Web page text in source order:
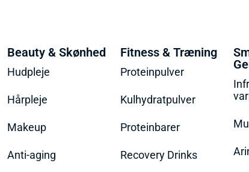
Beauty & Skønhed
Hudpleje
Hårpleje
Makeup
Anti-aging
Fitness & Træning
Proteinpulver
Kulhydratpulver
Proteinbarer
Recovery Drinks